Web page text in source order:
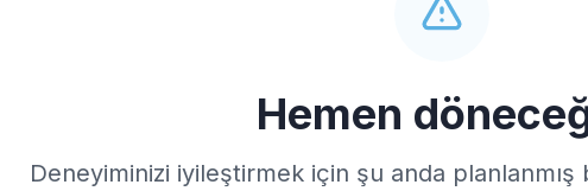
Hemen
Deneyiminizi iyileştirmek için şu anda planlanmış